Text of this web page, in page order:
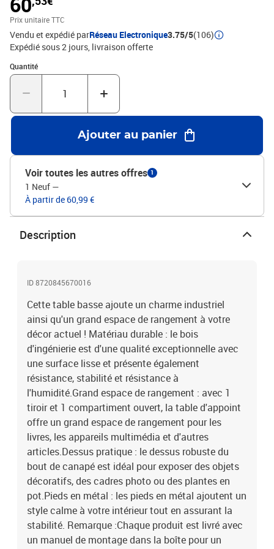
:Chaque produit est livré avec un manuel de montage dans la boîte
pour un montage facile.Couleur : Gris bétonMatériau : bois
d'ingénierie, métalDimensions : 90 x 50 x 36,5 cm (l x P x H)
Prix unitaire TTC
Vendu et expédié parRéseau Electronique3.75/5(106)
Expédié sous 2 jours livraison offerte
Quantité
Quantité : 1
Ajouter au panier
Voir toutes les autres offres 1
1 Neuf —
À partir de 60,99 €
Description
ID 8720845670016
Cette table basse ajoute un charme industriel
ainsi qu'un grand espace de rangement à votre
décor actuel ! Matériau durable : le bois
d'ingénierie est d'une qualité exceptionnelle avec
une surface lisse et présente également
résistance, stabilité et résistance à
l'humidité.Grand espace de rangement : avec 1
tiroir et 1 compartiment ouvert, la table d'appoint
offre un grand espace de rangement pour les
livres, les appareils multimédia et d'autres
articles.Dessus pratique : le dessus robuste du
bout de canapé est idéal pour exposer des objets
décoratifs, des cadres photo ou des plantes en
pot.Pieds en métal : les pieds en métal ajoutent un
style calme à votre intérieur tout en assurant la
stabilité. Remarque :Chaque produit est livré avec
un manuel de montage dans la boîte pour un